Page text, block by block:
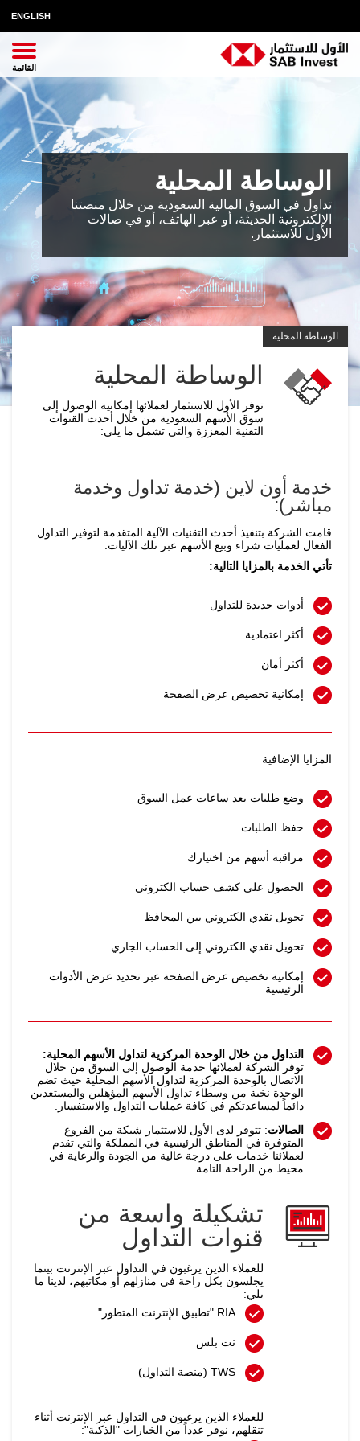
ENGLISH
الوساطة المحلية
تداول في السوق المالية السعودية من خلال منصتنا
الإلكترونية الحديثة، أو عبر الهاتف، أو في صالات
الأول للاستثمار.
الوساطة المحلية
الوساطة المحلية
توفر الأول للاستثمار لعملائها إمكانية الوصول إلى
سوق الأسهم السعودية من خلال أحدث القنوات
التقنية المعززة والتي تشمل ما يلي:
خدمة أون لاين (خدمة تداول وخدمة
مباشر):
قامت الشركة بتنفيذ أحدث التقنيات الآلية المتقدمة لتوفير التداول
الفعال لعمليات شراء وبيع الأسهم عبر تلك الآليات.
تأتي الخدمة بالمزايا التالية:
أدوات جديدة للتداول
أكثر اعتمادية
أكثر أمان
إمكانية تخصيص عرض الصفحة
المزايا الإضافية
وضع طلبات بعد ساعات عمل السوق
حفظ الطلبات
مراقبة أسهم من اختيارك
الحصول على كشف حساب الكتروني
تحويل نقدي الكتروني بين المحافظ
تحويل نقدي الكتروني إلى الحساب الجاري
إمكانية تخصيص عرض الصفحة عبر تحديد عرض الأدوات
الرئيسية
التداول من خلال الوحدة المركزية لتداول الأسهم المحلية:
توفر الشركة لعملائها خدمة الوصول إلى السوق من خلال
الاتصال بالوحدة المركزية لتداول الأسهم المحلية حيث تضم
الوحدة نخبة من وسطاء تداول الأسهم المؤهلين والمستعدين
دائماً لمساعدتكم في كافة عمليات التداول والاستفسار.
الصالات: تتوفر لدى الأول للاستثمار شبكة من الفروع
المتوفرة في المناطق الرئيسية في المملكة والتي تقدم
لعملائنا خدمات على درجة عالية من الجودة والرعاية في
محيط من الراحة التامة.
تشكيلة واسعة من
قنوات التداول
للعملاء الذين يرغبون في التداول عبر الإنترنت بينما
يجلسون بكل راحة في منازلهم أو مكاتبهم، لدينا ما
يلي:
RIA "تطبيق الإنترنت المتطور"
نت بلس
TWS (منصة التداول)
للعملاء الذين يرغبون في التداول عبر الإنترنت أثناء
تنقلهم، نوفر عدداً من الخيارات "الذكية":